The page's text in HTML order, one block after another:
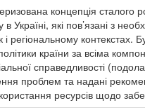
концепція сталого
в Україні, які пов’язані з
і регіональному контекстах.
країни за всіма
справедливості
проблем та надані
ресурсів щодо